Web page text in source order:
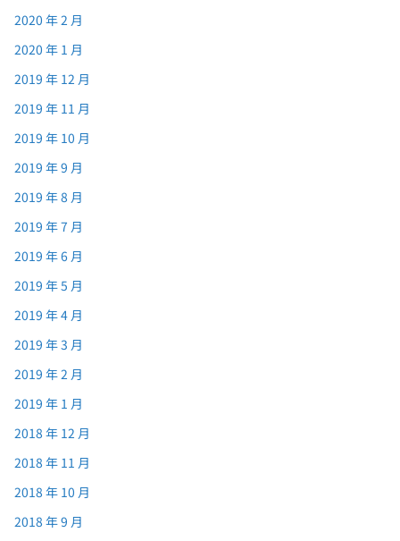
2020 年 2 月
2020 年 1 月
2019 年 12 月
2019 年 11 月
2019 年 10 月
2019 年 9 月
2019 年 8 月
2019 年 7 月
2019 年 6 月
2019 年 5 月
2019 年 4 月
2019 年 3 月
2019 年 2 月
2019 年 1 月
2018 年 12 月
2018 年 11 月
2018 年 10 月
2018 年 9 月